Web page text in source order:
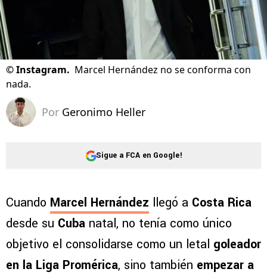
©Instagram. Marcel Hernández no se conforma con
nada.
Por Geronimo Heller
Sigue a FCA en Google!
Cuando Marcel Hernández llegó a Costa Rica
desde su Cuba natal, no tenía como único
objetivo el consolidarse como un letal goleador
en la Liga Promérica, sino también empezar a